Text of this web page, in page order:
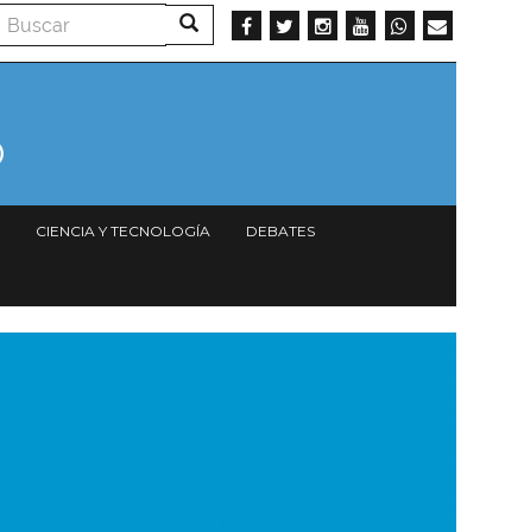
Buscar Buscar
CIENCIA Y TECNOLOGÍA DEBATES